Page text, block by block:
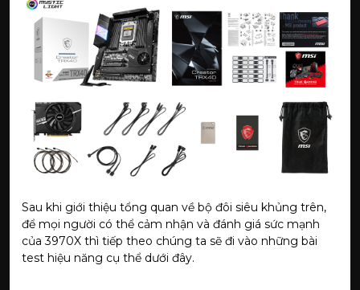
Sau khi giới thiệu tổng quan về bộ đôi siêu khủng trên,
để mọi người có thể cảm nhận và đánh giá sức mạnh
của 3970X thì tiếp theo chúng ta sẽ đi vào những bài
test hiệu năng cụ thể dưới đây.